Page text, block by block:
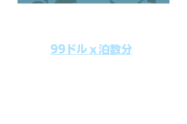
99ドルｘ泊数分